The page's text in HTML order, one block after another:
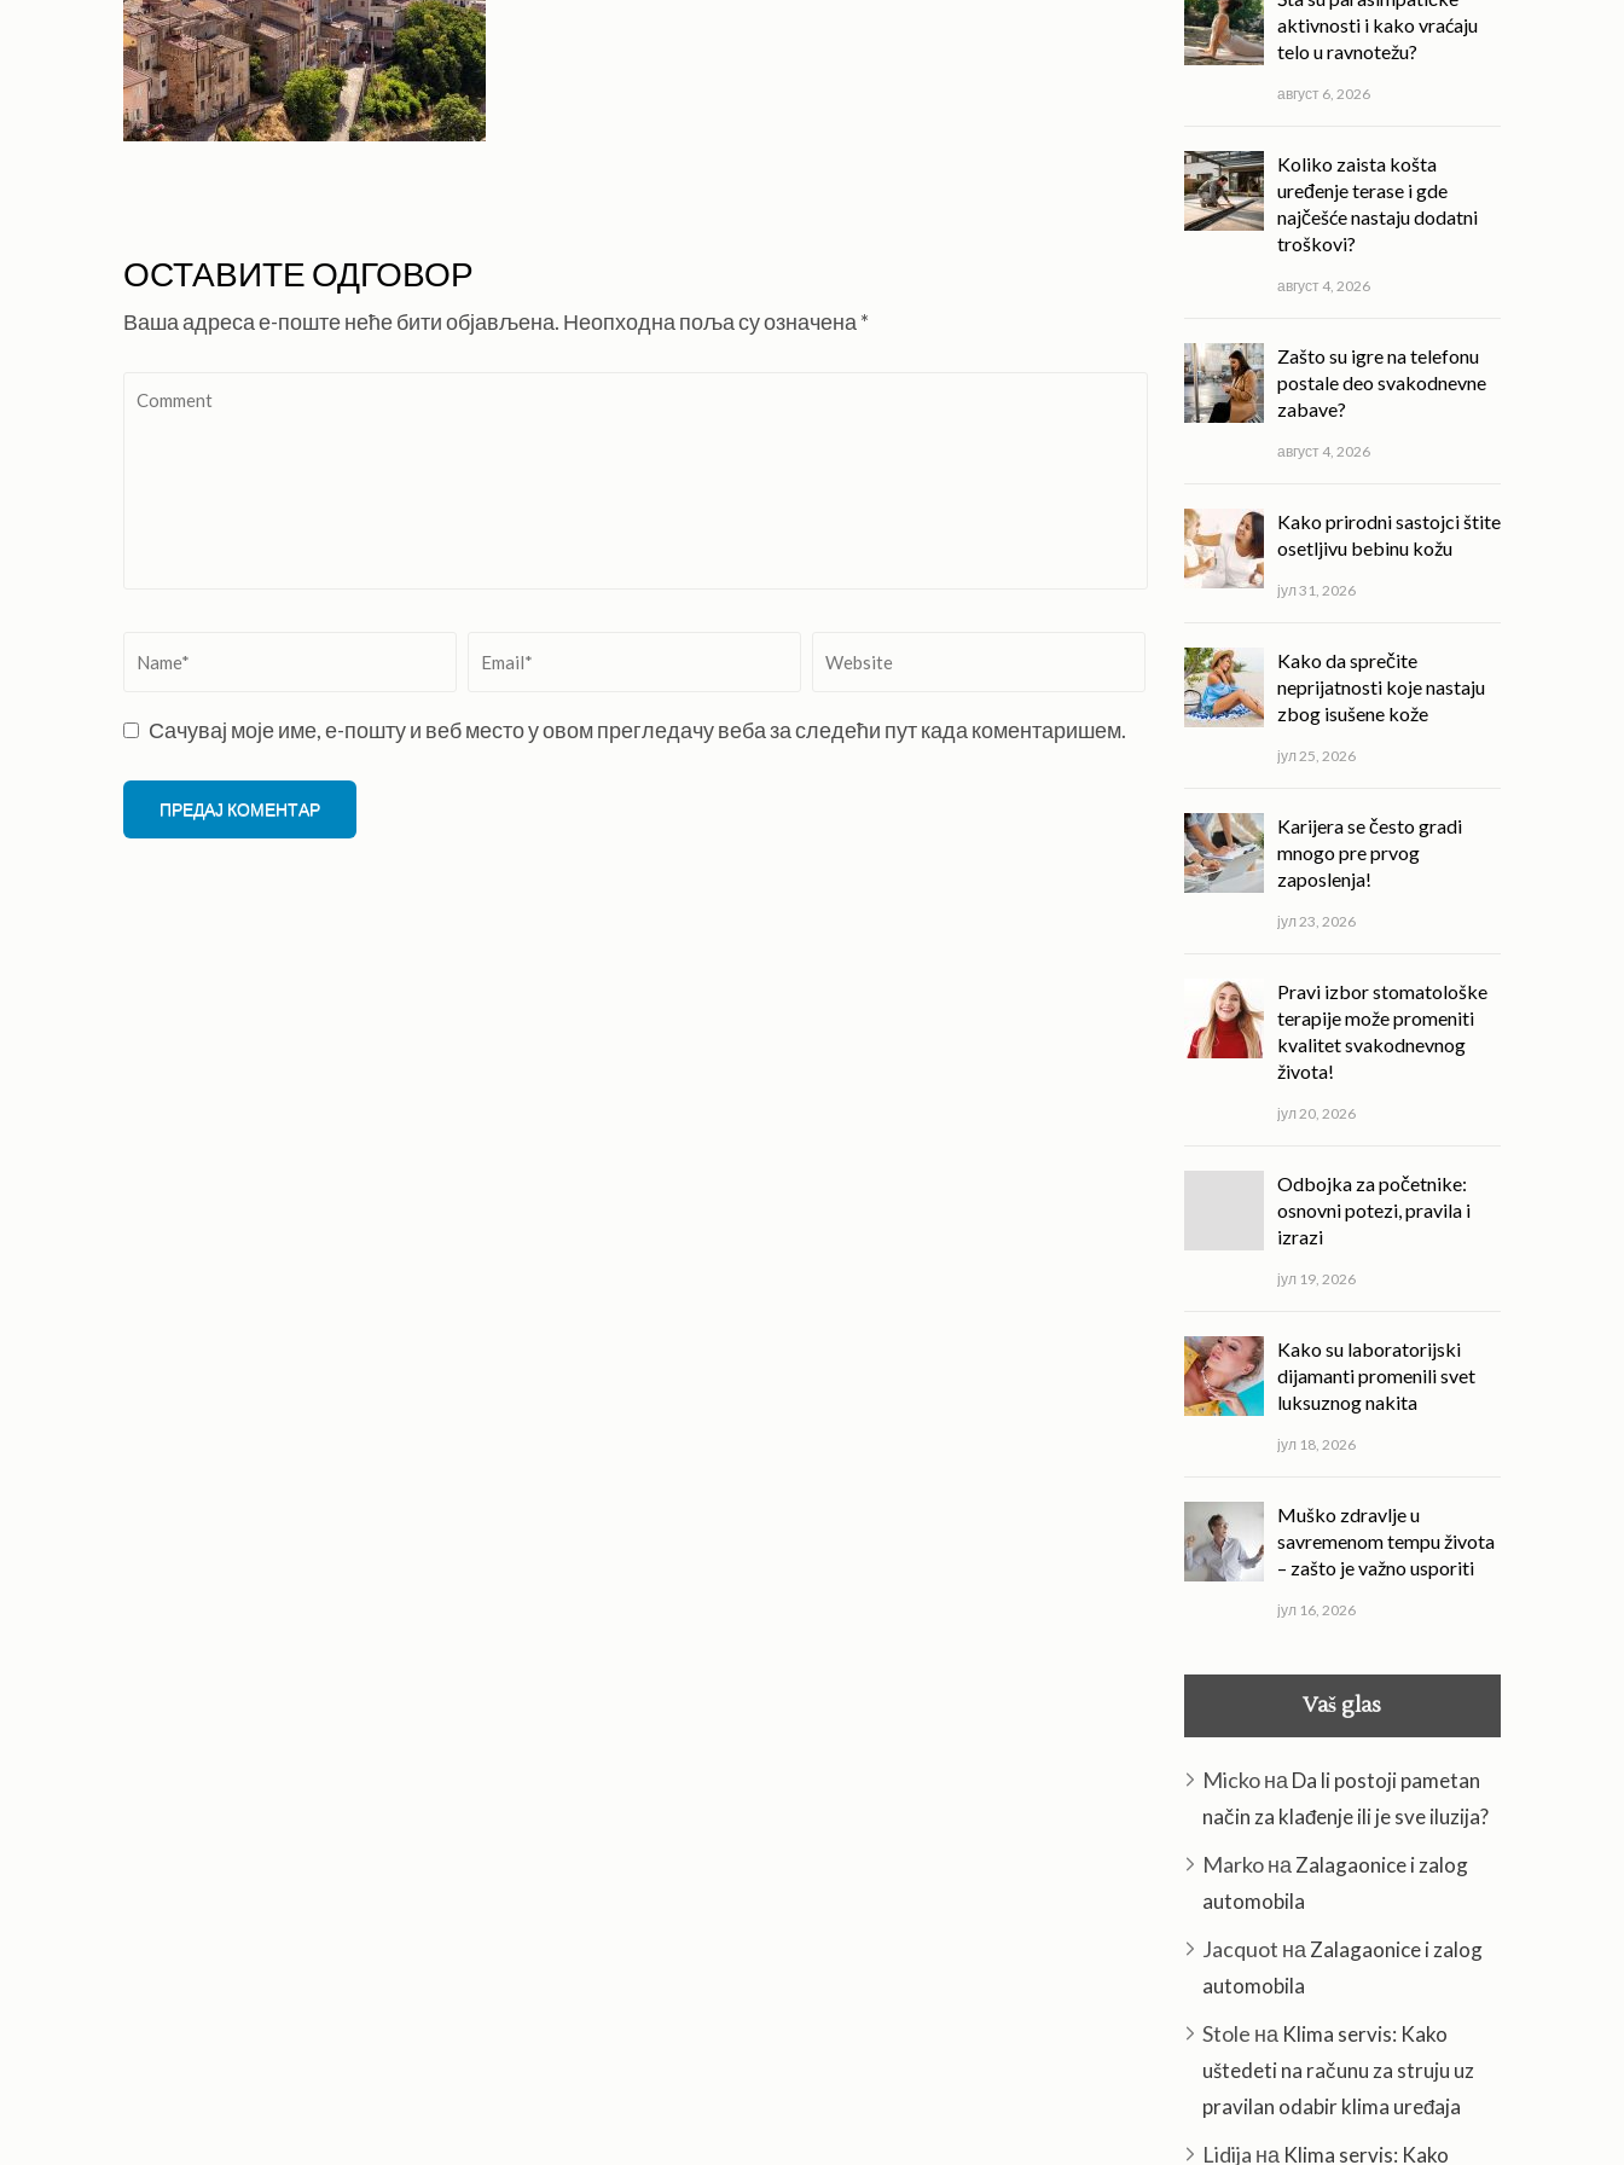
ОСТАВИТЕ ОДГОВОР
Ваша адреса е-поште неће бити објављена. Неопходна поља су означена *
Comment
Сачувај моје име, е-пошту и веб место у овом прегледачу веба за следећи пут када коментаришем.
aktivnosti i kako vraćaju
telo u ravnotežu?
август 6, 2026
Koliko zaista košta
uređenje terase i gde
najčešće nastaju dodatni
troškovi?
август 4, 2026
Zašto su igre na telefonu
postale deo svakodnevne
zabave?
август 4, 2026
Kako prirodni sastojci štite
osetljivu bebinu kožu
јул 31, 2026
Kako da sprečite
neprijatnosti koje nastaju
zbog isušene kože
јул 25, 2026
Karijera se često gradi
mnogo pre prvog
zaposlenja!
јул 23, 2026
Pravi izbor stomatološke
terapije može promeniti
kvalitet svakodnevnog
života!
јул 20, 2026
Odbojka za početnike:
osnovni potezi, pravila i
izrazi
јул 19, 2026
Kako su laboratorijski
dijamanti promenili svet
luksuznog nakita
јул 18, 2026
Muško zdravlje u
savremenom tempu života
– zašto je važno usporiti
јул 16, 2026
Vaš glas
Mickoна Da li postoji pametan
način za klađenje ili je sve iluzija?
Markoна Zalagaonice i zalog
automobila
Jacquot на Zalagaonice i zalog
automobila
Stole на Klima servis: Kako
uštedeti na računu za struju uz
pravilan odabir klima uređaja
Lidija на Klima servis: Kako